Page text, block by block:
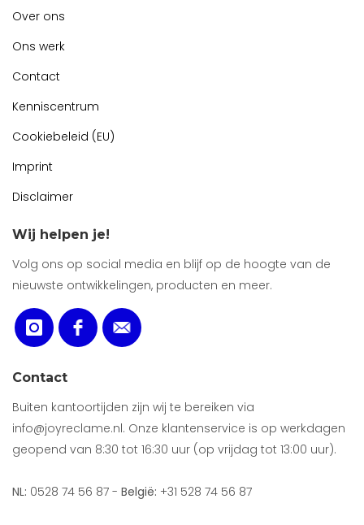
Over ons
Ons werk
Contact
Kenniscentrum
Cookiebeleid (EU)
Imprint
Disclaimer
Wij helpen je!
Volg ons op social media en blijf op de hoogte van de
nieuwste ontwikkelingen, producten en meer.
Contact
Buiten kantoortijden zijn wij te bereiken via
info@joyreclame.nl. Onze klantenservice is op werkdagen
geopend van 8:30 tot 16:30 uur (op vrijdag tot 13:00 uur).
NL: 0528 74 56 87 - België: +31 528 74 56 87